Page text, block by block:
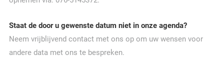
Staat de door u gewenste datum niet in onze agenda?
Neem vrijblijvend contact met ons op om uw wensen voor
andere data met ons te bespreken.